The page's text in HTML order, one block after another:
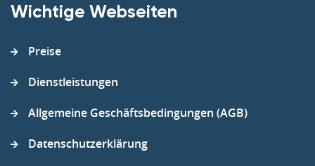
Wichtige Webseiten
Preise
Dienstleistungen
Allgemeine Geschäftsbedingungen (AGB)
Datenschutzerklärung